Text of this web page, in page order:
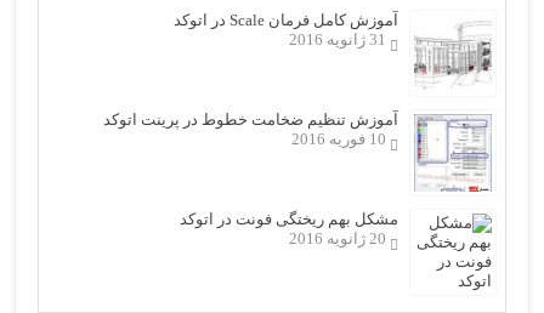
آموزش کامل فرمان Scale در اتوکد
31 ژانویه 2016
آموزش تنظیم ضخامت خطوط در پرینت اتوکد
10 فوریه 2016
مشکل بهم ریختگی فونت در اتوکد
20 ژانویه 2016